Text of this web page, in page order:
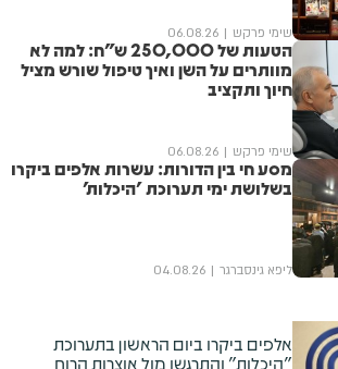
שימי פרקש 06.08.26
הטעות של 250,000 ש"ח: למה לא
מוותרים על השן ואיך טיפול שורש מציל
חיוך ותקציב
שימי פרקש 06.08.26
מסע חי בין הדורות: עשרות אלפים ביקרו
בשלושת ימי תערוכת 'היכלות'
ליפא גינסברגר 04.08.26
אלפים ביקרו ביום הראשון בתערוכת
"היכלות" והתרגשו מול אוצרות הרוח